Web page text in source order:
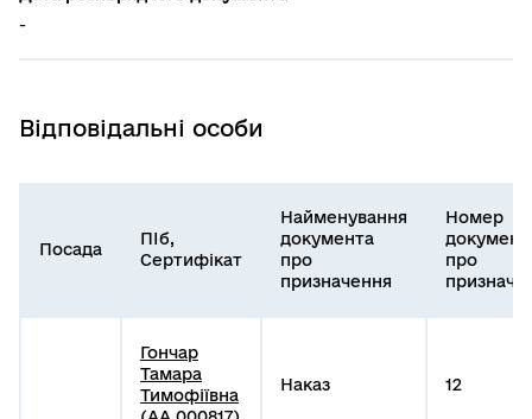
-
Відповідальні особи
Посада
ПІб,
Сертифікат
Найменування
документа
про
призначення
Номер
про
Гончар
Тамара
Тимофіївна
Наказ 12